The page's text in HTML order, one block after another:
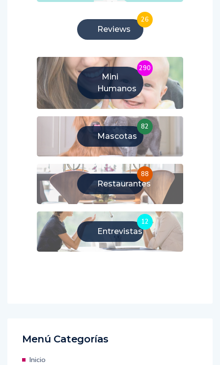
Reviews
26
Mini
Humanos
290
Mascotas
82
Restaurantes
88
Entrevistas
12
Menú Categorías
Inicio